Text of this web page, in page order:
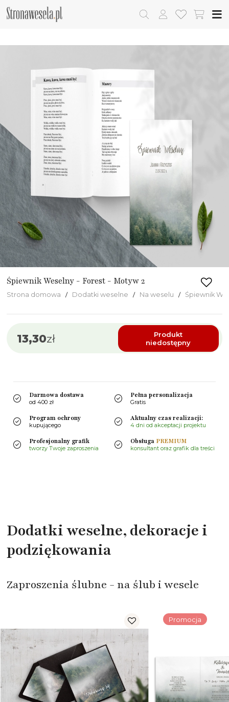
Śpiewnik Weselny - Forest - Motyw 2
Strona domowa Dodatki weselne Na weselu Śpiewnik
13,30zł
Produkt
niedostępny
Darmowa dostawa
od 400 zł
Pełna personalizacja
Gratis
Program ochrony
kupującego
Aktualny czas realizacji:
4 dni od akceptacji projektu
Profesjonalny grafik
tworzy Twoje zaproszenia
Obsługa PREMIUM
konsultant oraz grafik dla treści
Dodatki weselne, dekoracje i
podziękowania
Zaproszenia ślubne - na ślub i wesele
Promocja